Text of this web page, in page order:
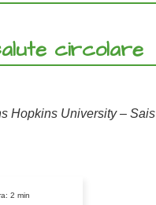
circolare
Hopkins University – Sais
2 min